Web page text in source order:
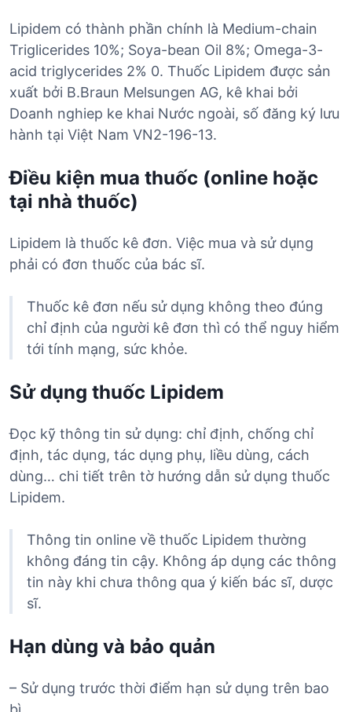
Lipidem có thành phần chính là Medium-chain
Triglicerides 10%; Soya-bean Oil 8%; Omega-3-
acid triglycerides 2% 0. Thuốc Lipidem được sản
xuất bởi B.Braun Melsungen AG, kê khai bởi
Doanh nghiep ke khai Nước ngoài, số đăng ký lưu
hành tại Việt Nam VN2-196-13.
Điều kiện mua thuốc (online hoặc
tại nhà thuốc)
Lipidem là thuốc kê đơn. Việc mua và sử dụng
phải có đơn thuốc của bác sĩ.
Thuốc kê đơn nếu sử dụng không theo đúng
chỉ định của người kê đơn thì có thể nguy hiểm
tới tính mạng, sức khỏe.
Sử dụng thuốc Lipidem
Đọc kỹ thông tin sử dụng: chỉ định, chống chỉ
định, tác dụng, tác dụng phụ, liều dùng, cách
dùng… chi tiết trên tờ hướng dẫn sử dụng thuốc
Lipidem.
Thông tin online về thuốc Lipidem thường
không đáng tin cậy. Không áp dụng các thông
tin này khi chưa thông qua ý kiến bác sĩ, dược
sĩ.
Hạn dùng và bảo quản
– Sử dụng trước thời điểm hạn sử dụng trên bao